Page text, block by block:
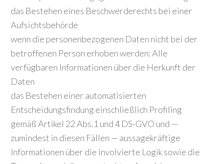
das Bestehen eines Beschwerderechts bei einer
Aufsichtsbehörde
wenn die personenbezogenen Daten nicht bei der
betroffenen Person erhoben werden: Alle
verfügbaren Informationen über die Herkunft der
Daten
das Bestehen einer automatisierten
Entscheidungsfindung einschließlich Profiling
gemäß Artikel 22 Abs.1 und 4 DS-GVO und —
zumindest in diesen Fällen — aussagekräftige
Informationen über die involvierte Logik sowie die